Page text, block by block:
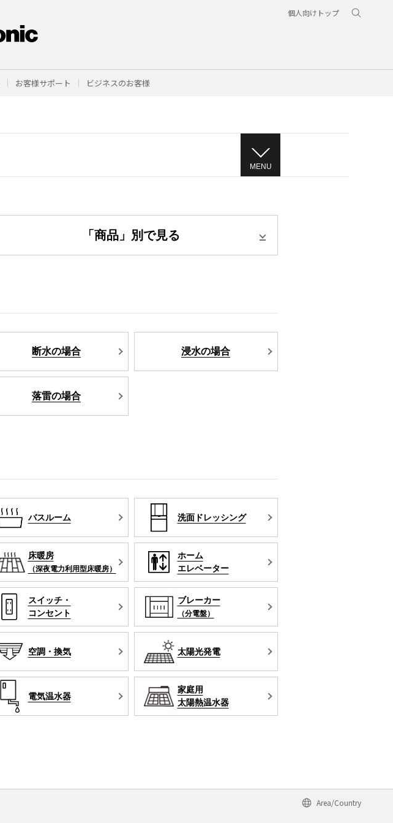
個人向けトップ
お客様サポート ビジネスのお客様
MENU
「商品」別で見る
断水の場合 浸水の場合
落雷の場合
バスルーム 洗面ドレッシング
床暖房
（深夜電力利用型床暖房）
ホーム
エレベーター
スイッチ・
コンセント
ブレーカー
（分電盤）
空調・換気 太陽光発電
電気温水器
家庭用
太陽熱温水器
Area/Country